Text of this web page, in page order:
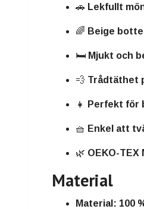
🚗 Lekfullt
🌈 Beige
🛏️ Mjukt och
💨 Trådtäthet
👧 Perfekt för
🧺 Enkel att
🌿 OEKO-
Material
Material: 100